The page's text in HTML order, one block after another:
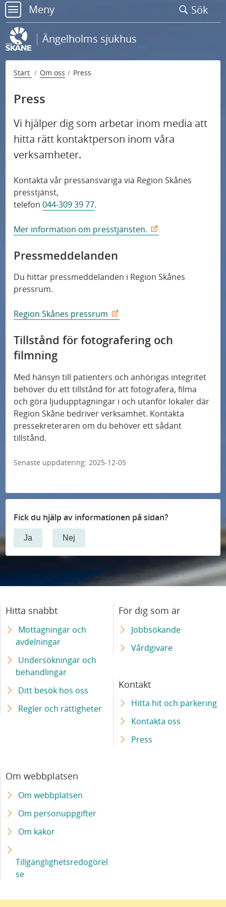
Gå
till
sidans
innehåll
Meny
Kontakta oss
Om sjukhuset
Press
Sök
meny
Ängelholms sjukhus
Start Om oss Press
Press
Vi hjälper dig som arbetar inom media att
hitta rätt kontaktperson inom våra
verksamheter.
Kontakta vår pressansvariga via Region Skånes
presstjänst,
telefon044-309 39 77.
Mer information om presstjänsten.
Pressmeddelanden
Du hittar pressmeddelanden i Region Skånes
pressrum.
Region Skånes pressrum
Tillstånd för fotografering och
filmning
Med hänsyn till patienters och anhörigas integritet
behöver du ett tillstånd för att fotografera, filma
och göra ljudupptagningar i och utanför lokaler där
Region Skåne bedriver verksamhet. Kontakta
pressekreteraren om du behöver ett sådant
tillstånd.
Senaste uppdatering: 2025-12-05
Fick du hjälp av informationen på sidan?
Ja Nej
Hitta snabbt
Mottagningar och
avdelningar
Undersökningar och
behandlingar
Ditt besök hos oss
Regler och rättigheter
För dig som är
Jobbsökande
Vårdgivare
Kontakt
Hitta hit och parkering
Kontakta oss
Press
Om webbplatsen
Om webbplatsen
Om personuppgifter
Om kakor
Tillgänglighetsredogörel
se